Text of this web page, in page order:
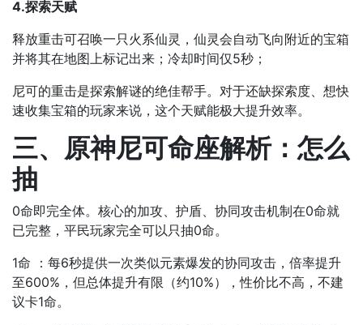
4.探索天赋
释放重击可召唤一只火系仙灵，仙灵会自动飞向附近的宝箱
并将其在地图上标记出来；冷却时间仅5秒；
尼可的重击是探索解谜的绝佳帮手。对于还缺探索度、想快
速收集宝箱的玩家来说，这个天赋能极大提升效率。
三、原神尼可命座解析：怎么
抽
0命即完全体。核心的加攻、护盾、协同攻击机制在0命就
已完整，平民玩家完全可以只抽0命。
1命 ：每6秒提供一次类似元素爆发的协同攻击，倍率提升
至600%，但总体提升有限（约10%），性价比不高，不建
议卡1命。